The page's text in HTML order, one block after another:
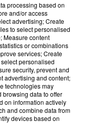
20h27
20h27
processing based on
and/or access
advertising; Create
to select personalised
Measure content
or combinations
services; Create
personalised
security, prevent and
advertising and content;
technologies may
browsing data to offer
on information actively
and combine data from
devices based on